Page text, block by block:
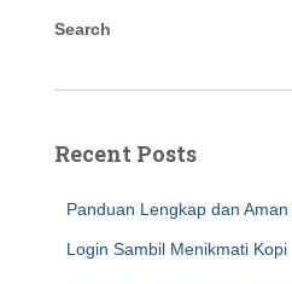
Search
Recent Posts
Panduan Lengkap dan
Login Sambil Menikmati Kopi